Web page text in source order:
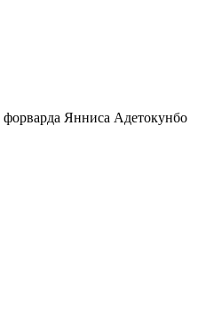
форварда Янниса Адетокунбо